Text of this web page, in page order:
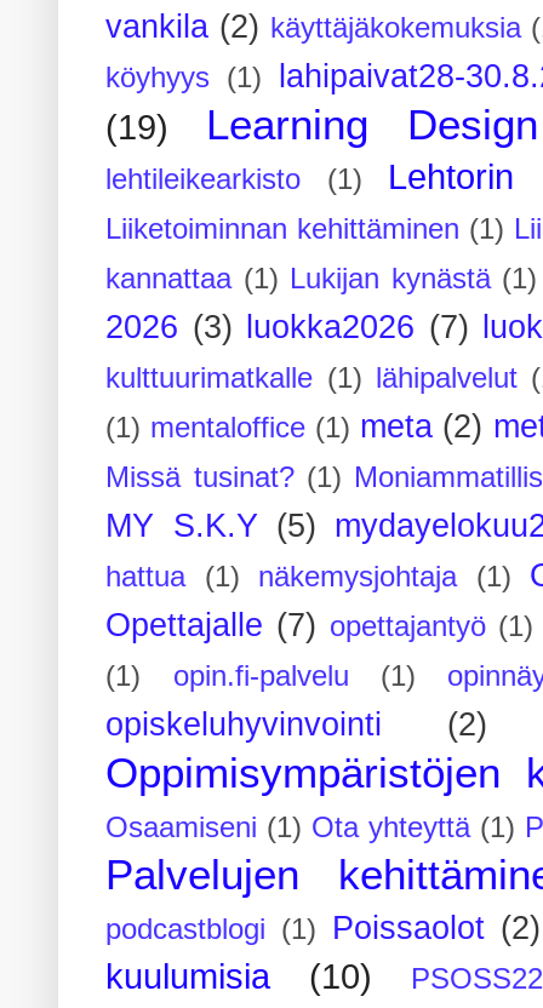
vankila (2) käyttäjäkokemuksia
köyhyys
(1) lahipaivat28-
(19) Learning Design
lehtileikearkisto (1) Lehtorin
Liiketoiminnan kehittäminen (1)
kannattaa (1) Lukijan kynästä (1)
2026 (3) luokka2026 (7)
kulttuurimatkalle (1) lähipalvelut
(1) mentaloffice (1) meta (2)
Missä tusinat? (1)
MY S.K.Y (5)
hattua (1) näkemysjohtaja (1)
Opettajalle (7) opettajantyö (1)
(1)
opin.fi-palvelu (1)
opiskeluhyvinvointi (2)
Oppimisympäristöjen
Osaamiseni (1) Ota yhteyttä (1)
Palvelujen
podcastblogi (1) Poissaolot (2)
kuulumisia (10)